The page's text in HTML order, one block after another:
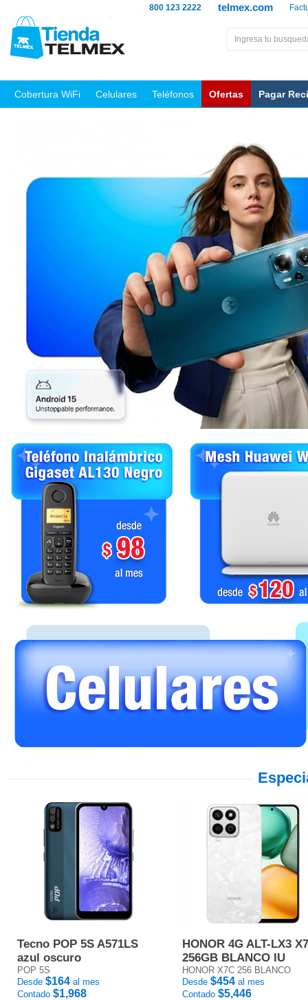
telmex.com
800 123 2222
Cobertura WiFi Celulares Teléfonos Ofertas Pagar
Tecno POP 5S A571LS
azul oscuro
POP 5S
Desde $164 al mes
Contado $1,968
HONOR 4G ALT-LX3
256GB BLANCO IU
HONOR X7C 256 BLANCO
Desde $454 al mes
Contado $5,446